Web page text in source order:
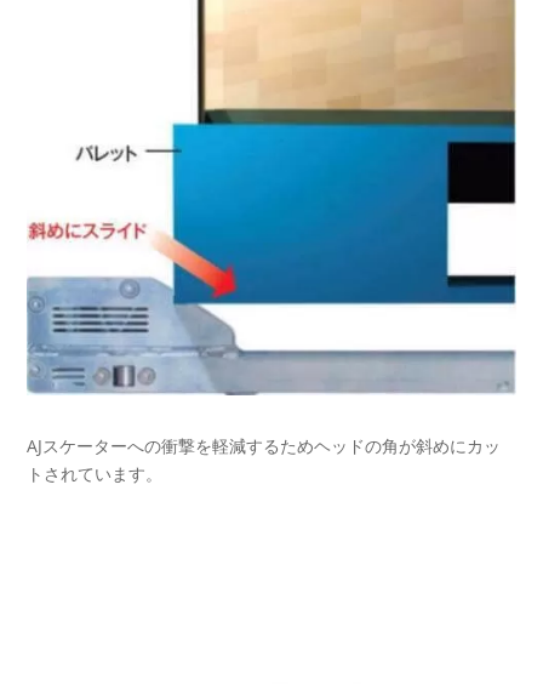
AJスケーターへの衝撃を軽減するためヘッドの角が斜めにカッ
トされています。